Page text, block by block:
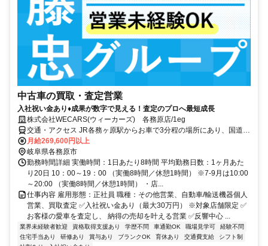
中古車の買取・査定営業
入社祝い金あり♦︎成果が数字で見える！査定のプロへ最短成長
株式会社WECARS(ウィーカーズ) 各務原店/1eg
交通・アクセス JR各務ヶ原駅からお車で3分程の場所にあり、国道
21号沿い、各務原町1交差点近くの店舗です。
月給269,600円以上
岐阜県各務原市
勤務時間詳細 実働時間：1日あたり8時間 平均勤務日数：1ヶ月あた
り20日 10：00～19：00 （実働8時間／休憩1時間） ※7-9月は10:00
～20:00 （実働8時間／休憩1時間） ・店...
仕事内容 雇用形態：正社員 職種：その他営業、自動車/輸送機器個人
営業、買取査定 ✅入社祝い金あり（最大30万円） ※対象店舗限定 ✅
お客様の愛車を査定し、 納得の売却を叶える営業 ✅反響中心 ...
業界未経験者歓迎 資格取得支援あり 学歴不問 車通勤OK 職場見学可
経験不問
住宅手当あり
研修あり 賞与あり ブランクOK 育休あり 交通費支給
シフト制